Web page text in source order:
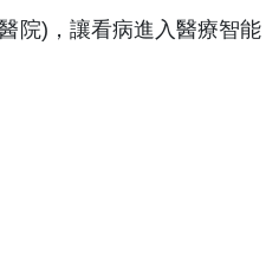
院)，讓看病進入醫療智能